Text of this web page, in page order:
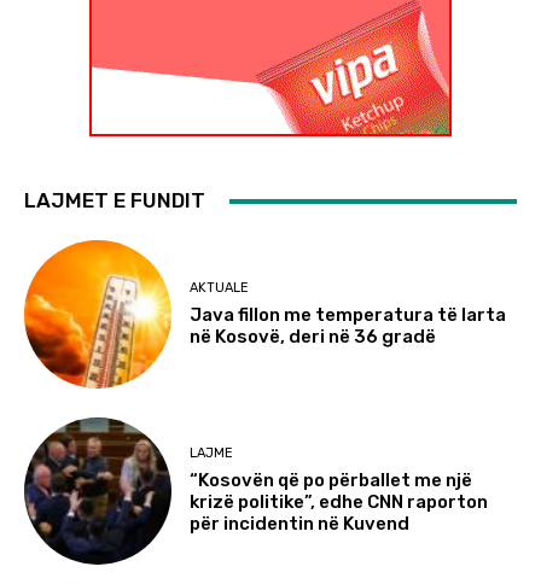
LAJMET E FUNDIT
AKTUALE
Java fillon me temperatura të larta
në Kosovë, deri në 36 gradë
LAJME
“Kosovën që po përballet me një
krizë politike”, edhe CNN raporton
për incidentin në Kuvend